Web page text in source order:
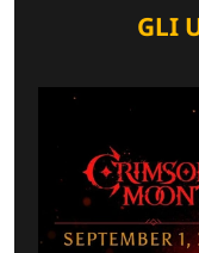
GLI